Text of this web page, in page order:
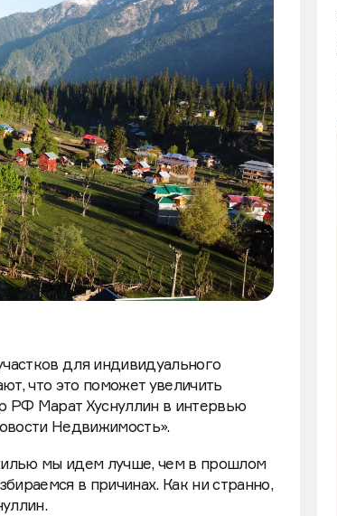
для индивидуального
что это поможет увеличить
РФ Марат Хуснуллин в интервью
Недвижимость».
мы идем лучше, чем в прошлом
в причинах. Как ни странно,